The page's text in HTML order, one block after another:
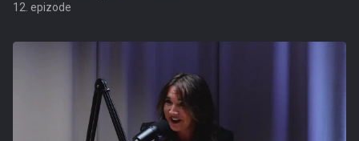
12. epizode